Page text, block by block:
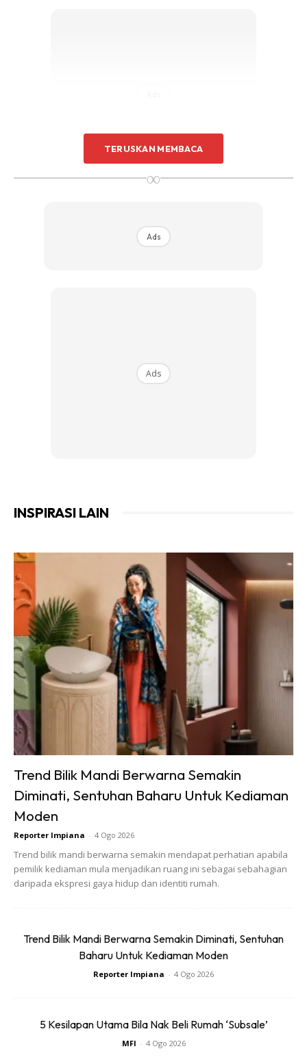
1. Campurkan kedua-dua bahan dan kacau rata
2. Celupkan kain atau tuala bersih kedalam campuran. Tak
perlu terlalu basah tapi anda perlu pastikan minyak dan jus
lemon dicelup sama rata kerana minyak dan jus tidak akan
sebati.
3. Lap kain yang telah dibasahkan tadi pada permukaan
TERUSKAN MEMBACA
∞
Ads
Ads
INSPIRASI LAIN
Trend Bilik Mandi Berwarna Semakin
Diminati, Sentuhan Baharu Untuk Kediaman
Moden
Reporter Impiana - 4 Ogo 2026
Trend bilik mandi berwarna semakin mendapat perhatian apabila
pemilik kediaman mula menjadikan ruang ini sebagai sebahagian
daripada ekspresi gaya hidup dan identiti rumah.
Trend Bilik Mandi Berwarna Semakin Diminati, Sentuhan
Baharu Untuk Kediaman Moden
Reporter Impiana - 4 Ogo 2026
5 Kesilapan Utama Bila Nak Beli Rumah ‘Subsale’
MFI - 4 Ogo 2026